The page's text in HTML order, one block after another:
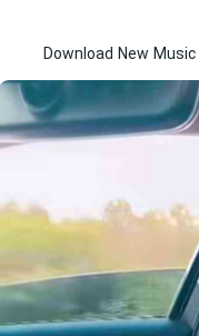
Download New Music